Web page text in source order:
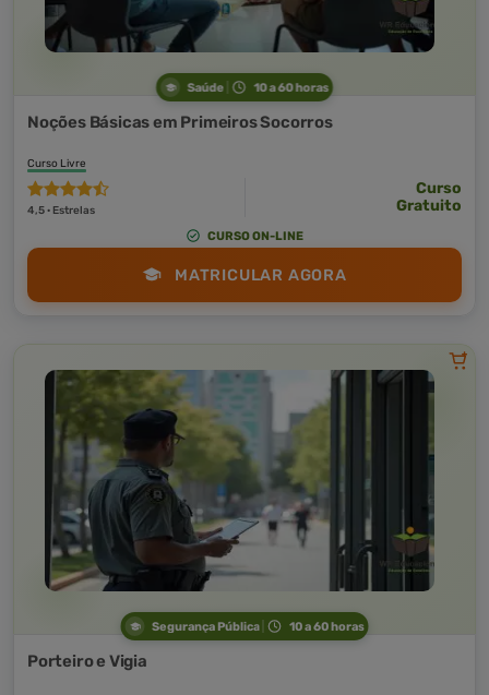
Saúde 10 a 60 horas
Noções Básicas em Primeiros Socorros
Curso Livre
4,5 · Estrelas
Curso
Gratuito
CURSO ON-LINE
MATRICULAR AGORA
Segurança Pública 10 a 60 horas
Porteiro e Vigia